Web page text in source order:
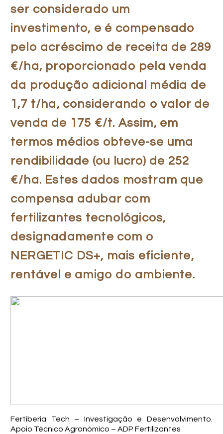
ser considerado um
investimento, e é compensado
pelo acréscimo de receita de 289
€/ha, proporcionado pela venda
da produção adicional média de
1,7 t/ha, considerando o valor de
venda de 175 €/t. Assim, em
termos médios obteve-se uma
rendibilidade (ou lucro) de 252
€/ha. Estes dados mostram que
compensa adubar com
fertilizantes tecnológicos,
designadamente com o
NERGETIC DS+, mais eficiente,
rentável e amigo do ambiente.
Fertiberia Tech – Investigação e Desenvolvimento.
Apoio Técnico Agronómico – ADP Fertilizantes